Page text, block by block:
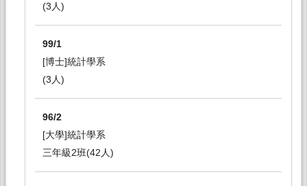
(3人)
99/1
[博士]統計學系
(3人)
96/2
[大學]統計學系
三年級2班(42人)